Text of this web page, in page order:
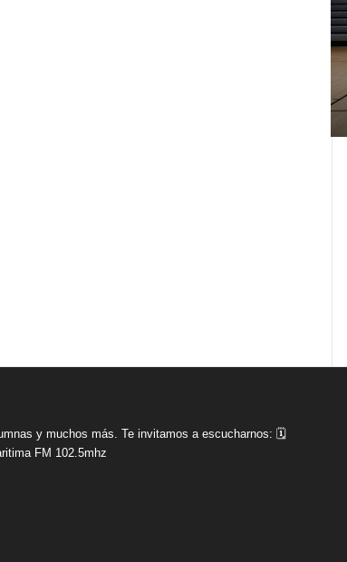
y muchos más. Te invitamos a escucharnos: 🗓
FM 102.5mhz